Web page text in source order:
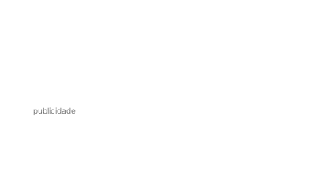
publicidade